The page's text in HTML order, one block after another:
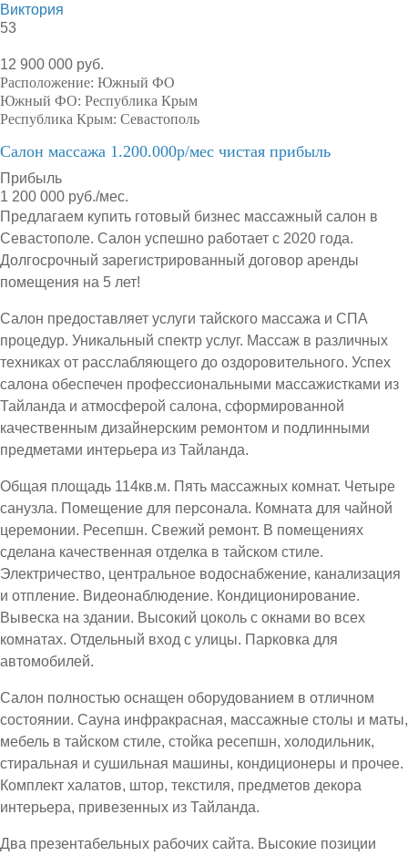
Виктория
53
12 900 000 руб.
Расположение: Южный ФО
Южный ФО: Республика Крым
Республика Крым: Севастополь
Салон массажа 1.200.000р/мес чистая прибыль
Прибыль
1 200 000 руб./мес.
Предлагаем купить готовый бизнес массажный салон в
Севастополе. Салон успешно работает с 2020 года.
Долгосрочный зарегистрированный договор аренды
помещения на 5 лет!
Салон предоставляет услуги тайского массажа и СПА
процедур. Уникальный спектр услуг. Массаж в различных
техниках от расслабляющего до оздоровительного. Успех
салона обеспечен профессиональными массажистками из
Тайланда и атмосферой салона, сформированной
качественным дизайнерским ремонтом и подлинными
предметами интерьера из Тайланда.
Общая площадь 114кв.м. Пять массажных комнат. Четыре
санузла. Помещение для персонала. Комната для чайной
церемонии. Ресепшн. Свежий ремонт. В помещениях
сделана качественная отделка в тайском стиле.
Электричество, центральное водоснабжение, канализация
и отпление. Видеонаблюдение. Кондиционирование.
Вывеска на здании. Высокий цоколь с окнами во всех
комнатах. Отдельный вход с улицы. Парковка для
автомобилей.
Салон полностью оснащен оборудованием в отличном
состоянии. Сауна инфракрасная, массажные столы и маты,
мебель в тайском стиле, стойка ресепшн, холодильник,
стиральная и сушильная машины, кондиционеры и прочее.
Комплект халатов, штор, текстиля, предметов декора
интерьера, привезенных из Тайланда.
Два презентабельных рабочих сайта. Высокие позиции